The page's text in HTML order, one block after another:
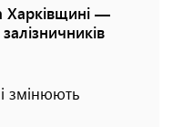
Харківщині —
змінюють